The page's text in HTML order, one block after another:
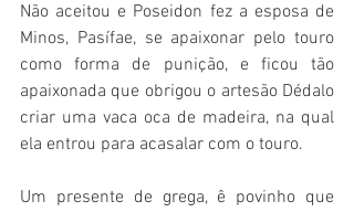
Não aceitou e Poseidon fez a esposa de
Minos, Pasífae, se apaixonar pelo touro
como forma de punição, e ficou tão
apaixonada que obrigou o artesão Dédalo
criar uma vaca oca de madeira, na qual
ela entrou para acasalar com o touro.
Um presente de grega, ê povinho que